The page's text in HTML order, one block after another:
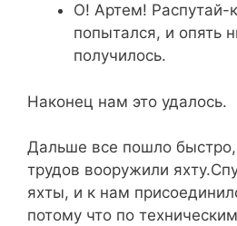
О! Артем! Распутай-
попытался, и опять
получилось.
Наконец нам это удалось.
Дальше все пошло
трудов вооружили
яхты, и к нам
потому что по